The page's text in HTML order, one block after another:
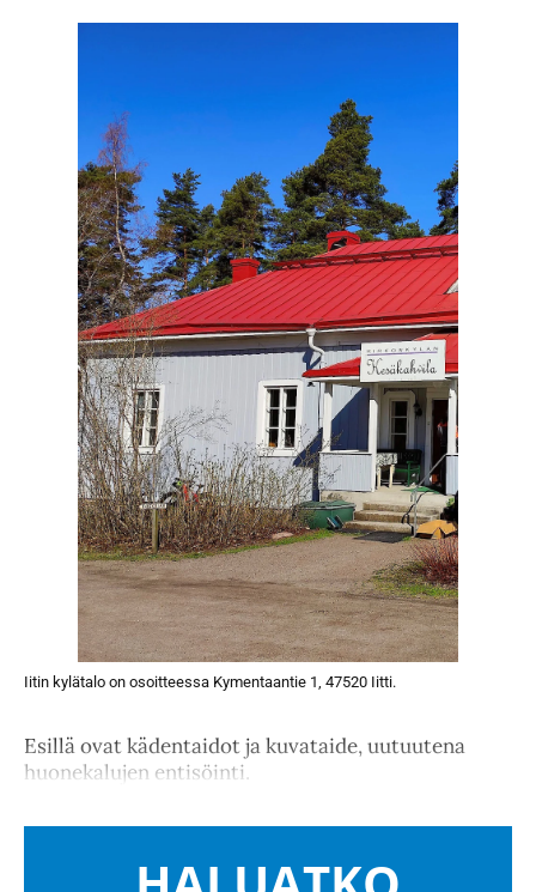
Iitin kylätalo on osoitteessa Kymentaantie 1, 47520 Iitti.
Esillä ovat kädentaidot ja kuvataide, uutuutena
huonekalujen entisöinti.